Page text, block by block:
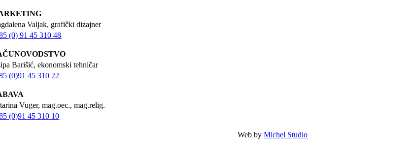
Valjak, grafički dizajner
(0) 91 45 310 48
Barišić, ekonomski tehničar
(0)91 45 310 22
Vuger, mag.oec., mag.relig.
(0)91 45 310 10
Web byMichel Studio